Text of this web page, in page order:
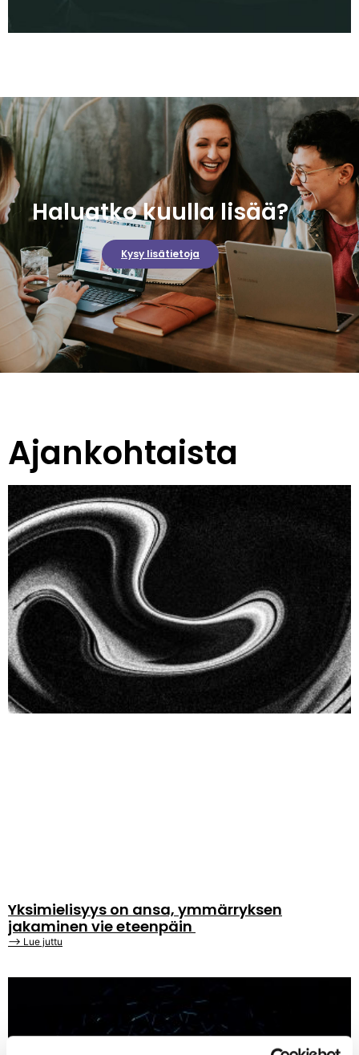
Haluatko kuulla lisää?
Kysy lisätietoja
Ajankohtaista
Yksimielisyys on ansa, ymmärryksen
jakaminen vie eteenpäin
⟶ Lue juttu